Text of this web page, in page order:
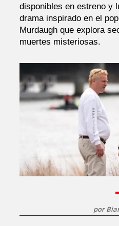
disponibles en estreno y
drama inspirado en el
Murdaugh que explora
muertes misteriosas.
por